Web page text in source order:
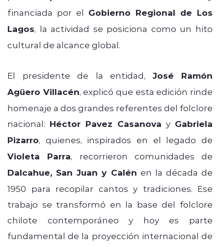
financiada por el Gobierno Regional de Los
Lagos, la actividad se posiciona como un hito
cultural de alcance global.
El presidente de la entidad, José Ramón
Agüero Villacén, explicó que esta edición rinde
homenaje a dos grandes referentes del folclore
nacional: Héctor Pavez Casanova y Gabriela
Pizarro, quienes, inspirados en el legado de
Violeta Parra, recorrieron comunidades de
Dalcahue, San Juan y Calén en la década de
1950 para recopilar cantos y tradiciones. Ese
trabajo se transformó en la base del folclore
chilote contemporáneo y hoy es parte
fundamental de la proyección internacional de